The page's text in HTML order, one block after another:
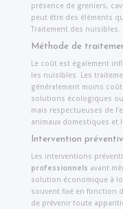
présence de greniers,
peut être des éléments
Traitement des nuisibles.
Méthode de
Le coût est également
les nuisibles. Les
généralement moins
solutions écologiques
mais respectueuses de
animaux domestiques et
Intervention
Les interventions
professionnels avant
solution économique à
souvent fixé en fonction
de prévenir toute